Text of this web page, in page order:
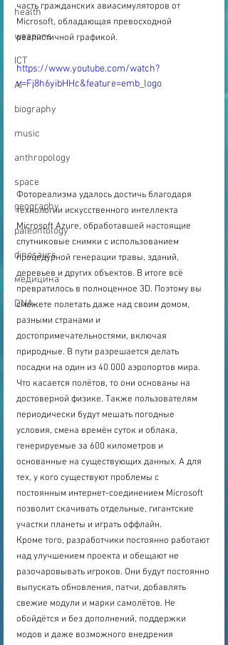
health
weapons
ICT
AI
biography
music
anthropology
space
geography
paleontology
dinosaurs
медицина
DNA
часть гражданских авиасимуляторов от
Microsoft, обладающая превосходной
реалистичной графикой.
https://www.youtube.com/watch?
v=Fj8h6yibHHc&feature=emb_logo
Фотореализма удалось достичь благодаря
технологии искусственного интеллекта
Microsoft Azure, обработавшей настоящие
спутниковые снимки с использованием
процедурной генерации травы, зданий,
деревьев и других объектов. В итоге всё
превратилось в полноценное 3D. Поэтому вы
сможете полетать даже над своим домом,
разными странами и
достопримечательностями, включая
природные. В пути разрешается делать
посадки на один из 40 000 аэропортов мира.
Что касается полётов, то они основаны на
достоверной физике. Также пользователям
периодически будут мешать погодные
условия, смена времён суток и облака,
генерируемые за 600 километров и
основанные на существующих данных. А для
тех, у кого существуют проблемы с
постоянным интернет-соединением Microsoft
позволит скачивать отдельные, гигантские
участки планеты и играть оффлайн.
Кроме того, разработчики постоянно работают
над улучшением проекта и обещают не
разочаровывать игроков. Они будут постоянно
выпускать обновления, патчи, добавлять
свежие модули и марки самолётов. Не
обойдётся и без дополнений, поддержки
модов и даже возможного внедрения